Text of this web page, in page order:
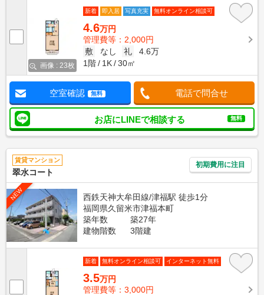
画像 : 23枚
新着 即入居 写真充実 無料オンライン相談可
4.6万円
管理費等：2,000円
敷
なし 礼
4.6万
1階
1K 30㎡
空室確認 無料 電話で問合せ
お店にLINEで相談する 無料
賃貸マンション
翠水コート
初期費用に注目
NEW
西鉄天神大牟田線/津福駅 徒歩1分
福岡県久留米市津福本町
築年数
築27年
建物階数
3階建
新着 無料オンライン相談可 インターネット無料
3.5万円
管理費等：3,000円